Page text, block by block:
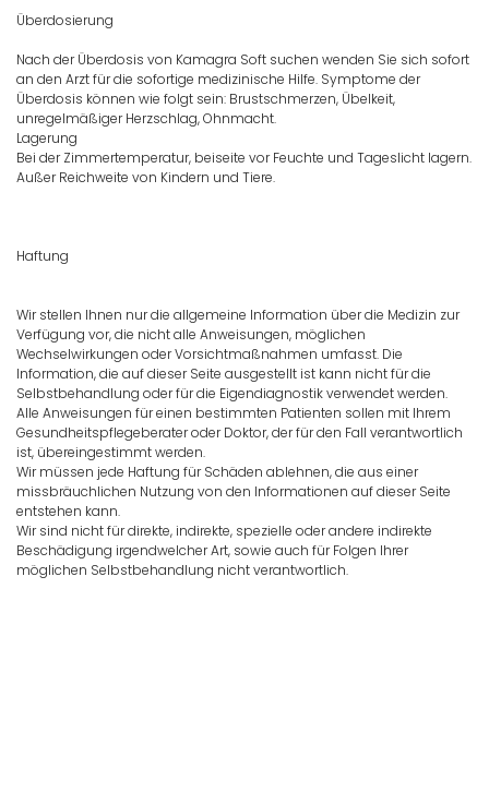
Überdosierung
Nach der Überdosis von Kamagra Soft suchen wenden Sie sich sofort
an den Arzt für die sofortige medizinische Hilfe. Symptome der
Überdosis können wie folgt sein: Brustschmerzen, Übelkeit,
unregelmäßiger Herzschlag, Ohnmacht.
Lagerung
Bei der Zimmertemperatur, beiseite vor Feuchte und Tageslicht lagern.
Außer Reichweite von Kindern und Tiere.
Haftung
Wir stellen Ihnen nur die allgemeine Information über die Medizin zur
Verfügung vor, die nicht alle Anweisungen, möglichen
Wechselwirkungen oder Vorsichtmaßnahmen umfasst. Die
Information, die auf dieser Seite ausgestellt ist kann nicht für die
Selbstbehandlung oder für die Eigendiagnostik verwendet werden.
Alle Anweisungen für einen bestimmten Patienten sollen mit Ihrem
Gesundheitspflegeberater oder Doktor, der für den Fall verantwortlich
ist, übereingestimmt werden.
Wir müssen jede Haftung für Schäden ablehnen, die aus einer
missbräuchlichen Nutzung von den Informationen auf dieser Seite
entstehen kann.
Wir sind nicht für direkte, indirekte, spezielle oder andere indirekte
Beschädigung irgendwelcher Art, sowie auch für Folgen Ihrer
möglichen Selbstbehandlung nicht verantwortlich.